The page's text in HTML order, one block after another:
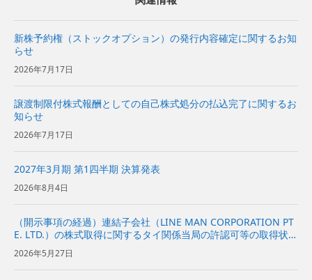
新株予約権（ストックオプション）の発行内容確定に関するお知
らせ
2026年7月17日
譲渡制限付株式報酬としての自己株式処分の払込完了に関するお
知らせ
2026年7月17日
2027年3月期 第1四半期 決算発表
2026年8月4日
（開示事項の経過）連結子会社（LINE MAN CORPORATION PT
E. LTD.）の株式取得に関するタイ関係当局の許認可等の取得状況
および今後の見通しに関するお知らせ
2026年5月27日